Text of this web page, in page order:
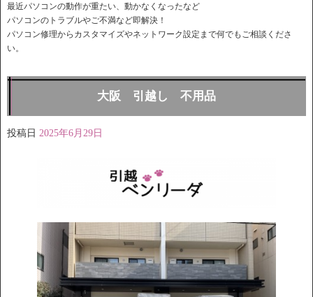
最近パソコンの動作が重たい、動かなくなったなど
パソコンのトラブルやご不満など即解決！
パソコン修理からカスタマイズやネットワーク設定まで何でもご相談くださ
い。
大阪 引越し 不用品
投稿日 2025年6月29日